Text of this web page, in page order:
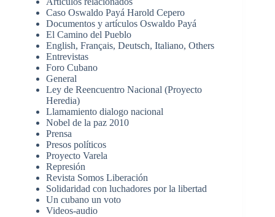
Caso Oswaldo Payá Harold Cepero
Documentos y artículos Oswaldo Payá
El Camino del Pueblo
English, Français, Deutsch, Italiano, Others
Entrevistas
Foro Cubano
General
Ley de Reencuentro Nacional (Proyecto
Heredia)
Llamamiento dialogo nacional
Nobel de la paz 2010
Prensa
Presos políticos
Proyecto Varela
Represión
Revista Somos Liberación
Solidaridad con luchadores por la libertad
Un cubano un voto
Videos-audio